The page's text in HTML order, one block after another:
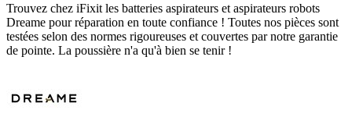
Trouvez chez iFixit les batteries aspirateurs et aspirateurs robots
Dreame pour réparation en toute confiance ! Toutes nos pièces sont
testées selon des normes rigoureuses et couvertes par notre garantie
de pointe. La poussière n'a qu'à bien se tenir !